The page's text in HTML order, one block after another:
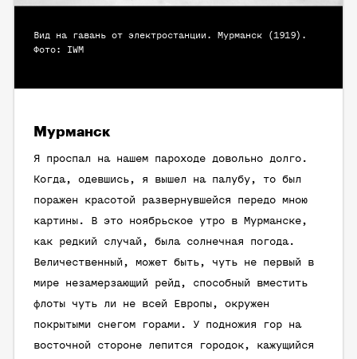
Вид на гавань от электростанции. Мурманск (1919).
Фото: IWM
Мурманск
Я проспал на нашем пароходе довольно долго.
Когда, одевшись, я вышел на палубу, то был
поражен красотой развернувшейся передо мною
картины. В это ноябрьское утро в Мурманске,
как редкий случай, была солнечная погода.
Величественный, может быть, чуть не первый в
мире незамерзающий рейд, способный вместить
флоты чуть ли не всей Европы, окружен
покрытыми снегом горами. У подножия гор на
восточной стороне лепится городок, кажущийся